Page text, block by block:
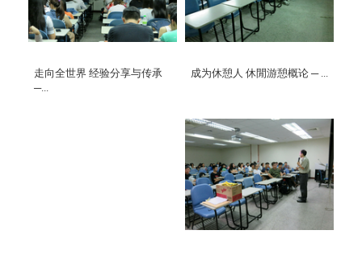
走向全世界 经验分享与传承
─...
成为休憩人 休閒游憩概论 ─ ...